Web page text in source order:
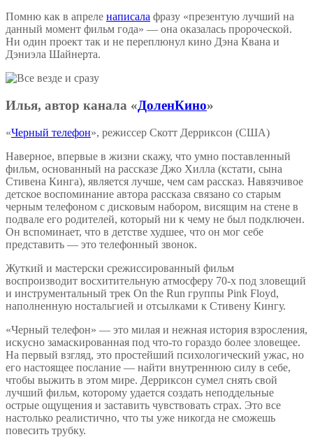
Помню как в апреле написала фразу «презентую лучший на
данный момент фильм года» — она оказалась пророческой.
Ни один проект так и не переплюнул кино Дэна Квана и
Дэниэла Шайнерта.
Илья, автор канала «ДоленКино»
«Черный телефон», режиссер Скотт Дерриксон (США)
Наверное, впервые в жизни скажу, что умно поставленный
фильм, основанный на рассказе Джо Хилла (кстати, сына
Стивена Кинга), является лучше, чем сам рассказ. Навязчивое
детское воспоминание автора рассказа связано со старым
черным телефоном с дисковым набором, висящим на стене в
подвале его родителей, который ни к чему не был подключен.
Он вспоминает, что в детстве худшее, что он мог себе
представить — это телефонный звонок.
Жуткий и мастерски срежиссированный фильм
воспроизводит восхитительную атмосферу 70-х под зловещий
и инструментальный трек On the Run группы Pink Floyd,
наполненную ностальгией и отсылками к Стивену Кингу.
«Черный телефон» — это милая и нежная история взросления,
искусно замаскированная под что-то гораздо более зловещее.
На первый взгляд, это простейший психологический ужас, но
его настоящее послание — найти внутреннюю силу в себе,
чтобы выжить в этом мире. Дерриксон сумел снять свой
лучший фильм, которому удается создать неподдельные
острые ощущения и заставить чувствовать страх. Это все
настолько реалистично, что ты уже никогда не сможешь
повесить трубку.